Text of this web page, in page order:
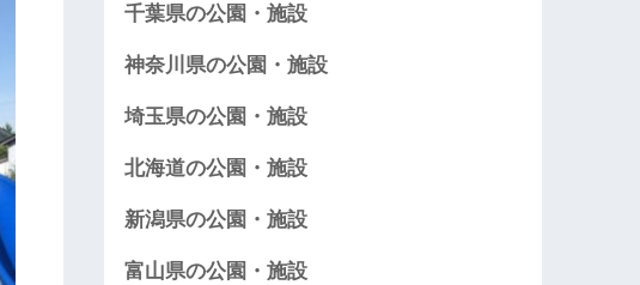
千葉県の公園・施設
神奈川県の公園・施設
埼玉県の公園・施設
北海道の公園・施設
新潟県の公園・施設
富山県の公園・施設